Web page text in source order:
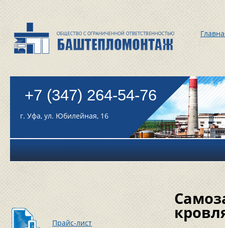
+7 (347) 264-54-76
г. Уфа, ул. Юбилейная, 16
Прайс-лист